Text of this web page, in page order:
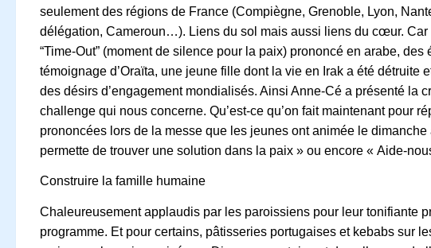
seulement des régions de France (Compiègne, Grenoble, Lyon,
délégation, Cameroun…). Liens du sol mais aussi liens du cœur. Car
“Time-Out” (moment de silence pour la paix) prononcé en arabe,
témoignage d’Oraïta, une jeune fille dont la vie en Irak a été détruite
des désirs d’engagement mondialisés. Ainsi Anne-Cé a présenté la
challenge qui nous concerne. Qu’est-ce qu’on fait maintenant pour
prononcées lors de la messe que les jeunes ont animée le dimanche
permette de trouver une solution dans la paix » ou encore « Aide-
Construire la famille humaine
Chaleureusement applaudis par les paroissiens pour leur tonifiante
programme. Et pour certains, pâtisseries portugaises et kebabs sur